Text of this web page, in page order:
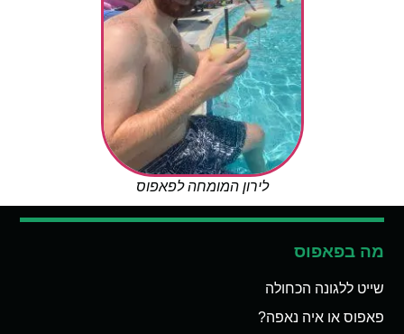
לירון המומחה לפאפוס
מה בפאפוס
שייט ללגונה הכחולה
פאפוס או איה נאפה?